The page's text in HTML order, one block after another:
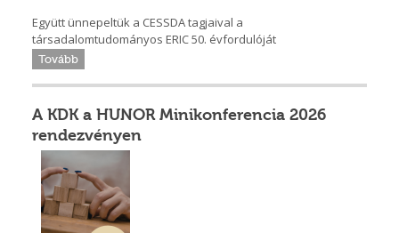
Együtt ünnepeltük a CESSDA tagjaival a
társadalomtudományos ERIC 50. évfordulóját
Tovább
A KDK a HUNOR Minikonferencia 2026
rendezvényen